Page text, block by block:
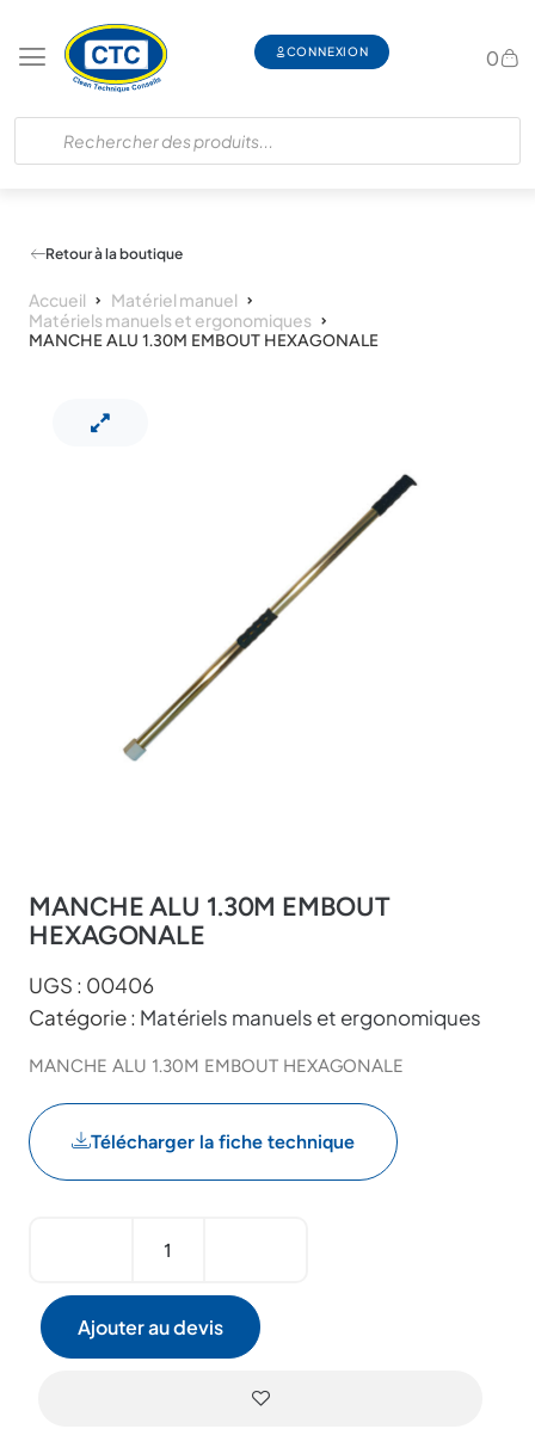
CONNEXION 0
Retour à la boutique
Accueil
Matériel manuel
Matériels manuels et ergonomiques
MANCHE ALU 1.30M EMBOUT HEXAGONALE
MANCHE ALU 1.30M EMBOUT
HEXAGONALE
UGS : 00406
Catégorie : Matériels manuels et ergonomiques
MANCHE ALU 1.30M EMBOUT HEXAGONALE
Télécharger la fiche technique
Ajouter au devis